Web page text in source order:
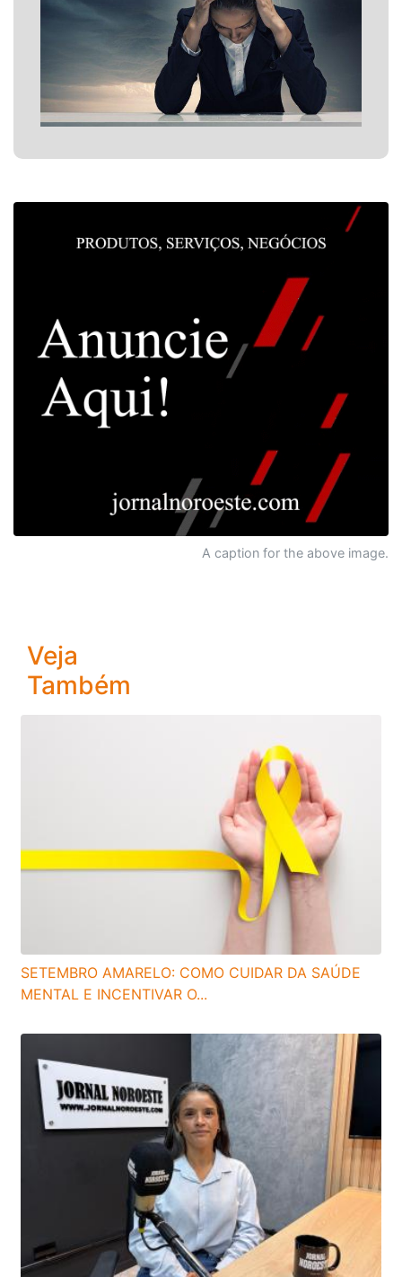
A caption for the above image.
Veja
Também
SETEMBRO AMARELO: COMO CUIDAR DA SAÚDE
MENTAL E INCENTIVAR O...